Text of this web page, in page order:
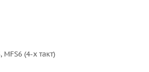
MFS6 (4-х такт)